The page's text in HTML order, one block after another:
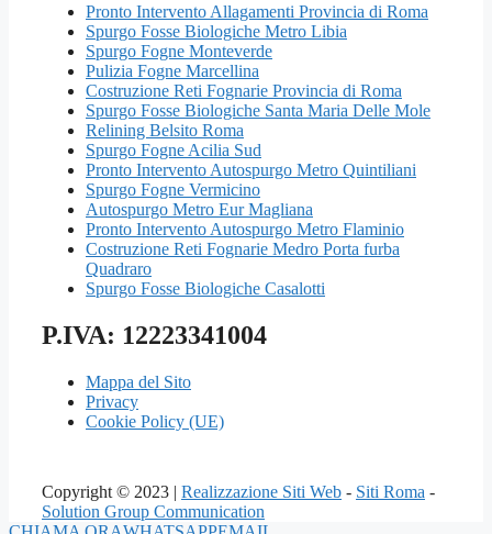
Pronto Intervento Allagamenti Provincia di Roma
Spurgo Fosse Biologiche Metro Libia
Spurgo Fogne Monteverde
Pulizia Fogne Marcellina
Costruzione Reti Fognarie Provincia di Roma
Spurgo Fosse Biologiche Santa Maria Delle Mole
Relining Belsito Roma
Spurgo Fogne Acilia Sud
Pronto Intervento Autospurgo Metro Quintiliani
Spurgo Fogne Vermicino
Autospurgo Metro Eur Magliana
Pronto Intervento Autospurgo Metro Flaminio
Costruzione Reti Fognarie Medro Porta furba
Quadraro
Spurgo Fosse Biologiche Casalotti
P.IVA: 12223341004
Mappa del Sito
Privacy
Cookie Policy (UE)
Copyright © 2023 | Realizzazione Siti Web - Siti Roma -
Solution Group Communication